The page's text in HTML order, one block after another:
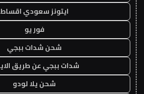
ايتونز سعودي اقساط
فور يو
شحن شدات ببجي
شدات ببجي عن طريق
شحن يلا لودو